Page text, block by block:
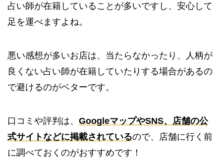
占い師が在籍していることが多いですし、安心して
足を運べますよね。
悪い感想が多いお店は、当たらなかったり、人柄が
良くない占い師が在籍していたりする場合があるの
で避けるのがベターです。
口コミや評判は、 GoogleマップやSNS、店舗の公
式サイトなどに掲載されているので、店舗に行く前
に調べておくのがおすすめです！